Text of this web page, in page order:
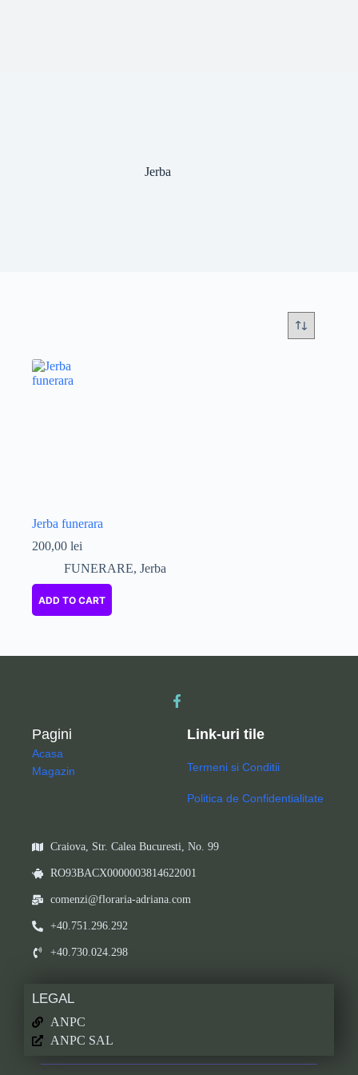
Jerba
Jerba funerara
200,00 lei
FUNERARE, Jerba
ADD TO CART
Pagini
Acasa
Magazin
Link-uri tile
Termeni si Conditii
Politica de Confidentialitate
Craiova, Str. Calea Bucuresti, No. 99
RO93BACX0000003814622001
comenzi@floraria-adriana.com
+40.751.296.292
+40.730.024.298
LEGAL
ANPC
ANPC SAL